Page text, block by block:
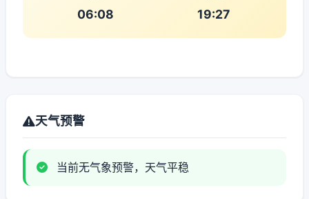
06:08 19:27
天气预警
当前无气象预警，天气平稳